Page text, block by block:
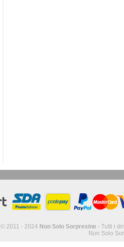
© 2011 - 2024 Non Solo Sorpresine - Tutti i
Non Solo